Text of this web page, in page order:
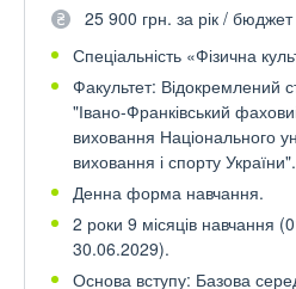
25 900 грн. за рік / бюджет
Спеціальність «Фізична
Факультет: Відокремлений
"Івано-Франківський
виховання Національного
виховання і спорту України".
Денна форма навчання.
2 роки 9 місяців навчання
30.06.2029).
Основа вступу: Базова